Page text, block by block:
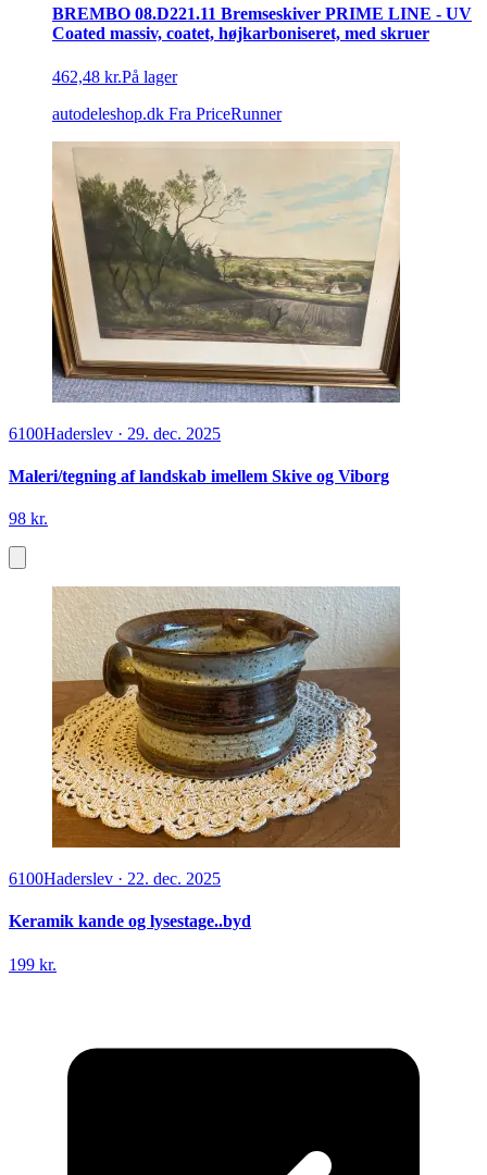
BREMBO 08.D221.11 Bremseskiver PRIME LINE - UV
Coated massiv, coatet, højkarboniseret, med skruer
462,48 kr.På lager
autodeleshop.dk Fra PriceRunner
6100Haderslev · 29. dec. 2025
Maleri/tegning af landskab imellem Skive og Viborg
98 kr.
6100Haderslev · 22. dec. 2025
Keramik kande og lysestage..byd
199 kr.